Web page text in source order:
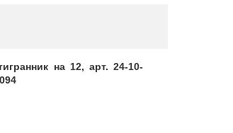
на 12, арт. 24-10-